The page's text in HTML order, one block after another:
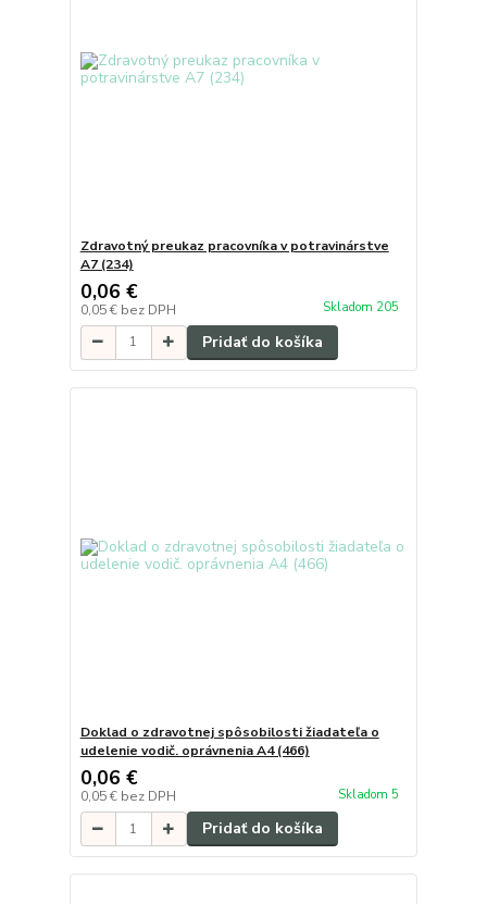
Zdravotný preukaz pracovníka v potravinárstve
A7 (234)
0,06 €
0,05 € bez DPH Skladom 205
Pridať do košíka
Doklad o zdravotnej spôsobilosti žiadateľa o
udelenie vodič. oprávnenia A4 (466)
0,06 €
0,05 € bez DPH Skladom 5
Pridať do košíka